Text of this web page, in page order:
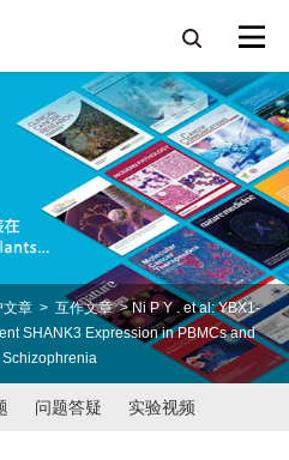
文章 > 互作文章 > Ni P Y . et al: YBX1-
SHANK3 Expression in PBMCs and
问题答疑 实验视频